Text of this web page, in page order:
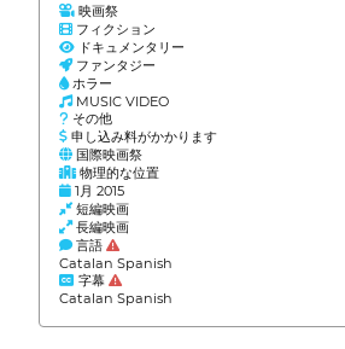
映画祭
フィクション
ドキュメンタリー
ファンタジー
ホラー
MUSIC VIDEO
その他
申し込み料がかかります
国際映画祭
物理的な位置
1月 2015
短編映画
長編映画
言語
Catalan Spanish
字幕
Catalan Spanish